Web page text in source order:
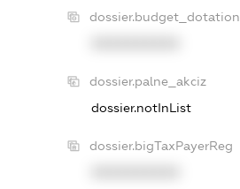
dossier.budget_dotation
dossier.palne_akciz
dossier.notInList
dossier.bigTaxPayerReg